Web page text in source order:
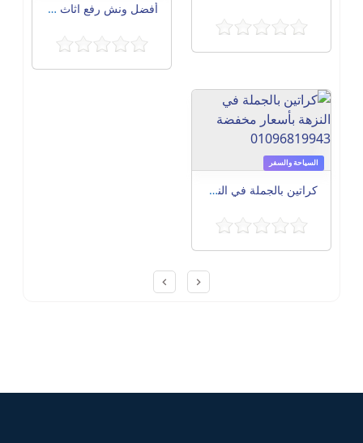
أفضل ونش رفع اثاث وعفش بالمطرية بأسعار رخيصة مع خدمة 24 ساعة وفك وتركيب 01150457001
السياحة والسفر
كراتين بالجملة في النزهة بأسعار مخفضة 01096819943